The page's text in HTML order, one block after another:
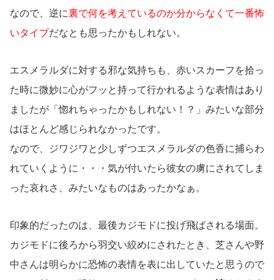
なので、逆に裏で何を考えているのか分からなくて一番怖
いタイプだなとも思ったかもしれない。
エスメラルダに対する邪な気持ちも、赤いスカーフを拾っ
た時に微妙に心がフッと持って行かれるような表情はあり
ましたが「惚れちゃったかもしれない！？」みたいな部分
はほとんど感じられなかったです。
なので、ジワジワと少しずつエスメラルダの色香に捕らわ
れていくように・・・気が付いたら彼女の虜にされてしま
った哀れさ、みたいなものはあったかなぁ。
印象的だったのは、最後カジモドに投げ飛ばされる場面。
カジモドに後ろから羽交い絞めにされたとき、芝さんや野
中さんは明らかに恐怖の表情を表に出していたと思うので